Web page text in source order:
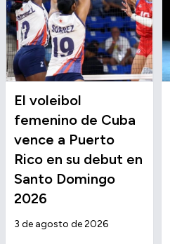
El voleibol
femenino de Cuba
vence a Puerto
Rico en su debut en
Santo Domingo
2026
3 de agosto de 2026